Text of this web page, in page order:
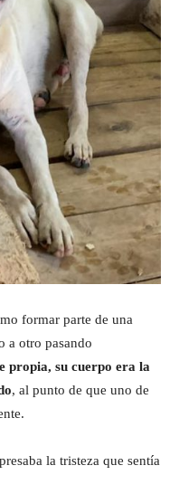
formar parte de una
a otro pasando
propia, su cuerpo era la
, al punto de que uno de
la tristeza que sentía